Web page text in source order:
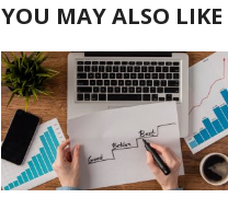
YOU MAY ALSO LIKE